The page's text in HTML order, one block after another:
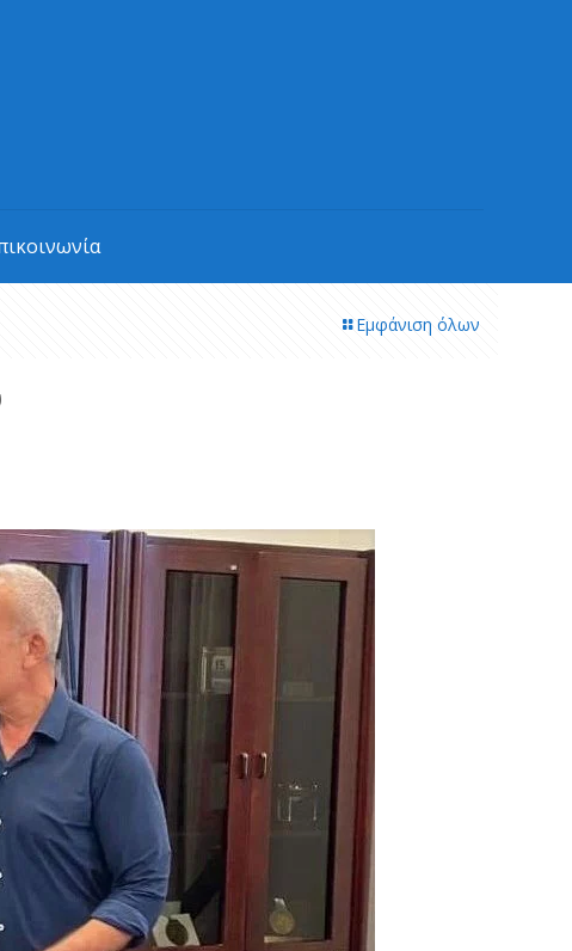
Εμφάνιση όλων